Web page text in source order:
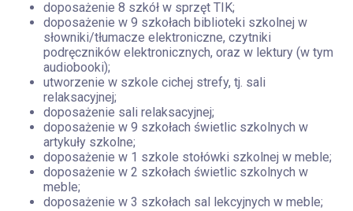
doposażenie 8 szkół w sprzęt TIK;
doposażenie w 9 szkołach biblioteki szkolnej w
słowniki/tłumacze elektroniczne, czytniki
podręczników elektronicznych, oraz w lektury (w tym
audiobooki);
utworzenie w szkole cichej strefy, tj. sali
relaksacyjnej;
doposażenie sali relaksacyjnej;
doposażenie w 9 szkołach świetlic szkolnych w
artykuły szkolne;
doposażenie w 1 szkole stołówki szkolnej w meble;
doposażenie w 2 szkołach świetlic szkolnych w
meble;
doposażenie w 3 szkołach sal lekcyjnych w meble;